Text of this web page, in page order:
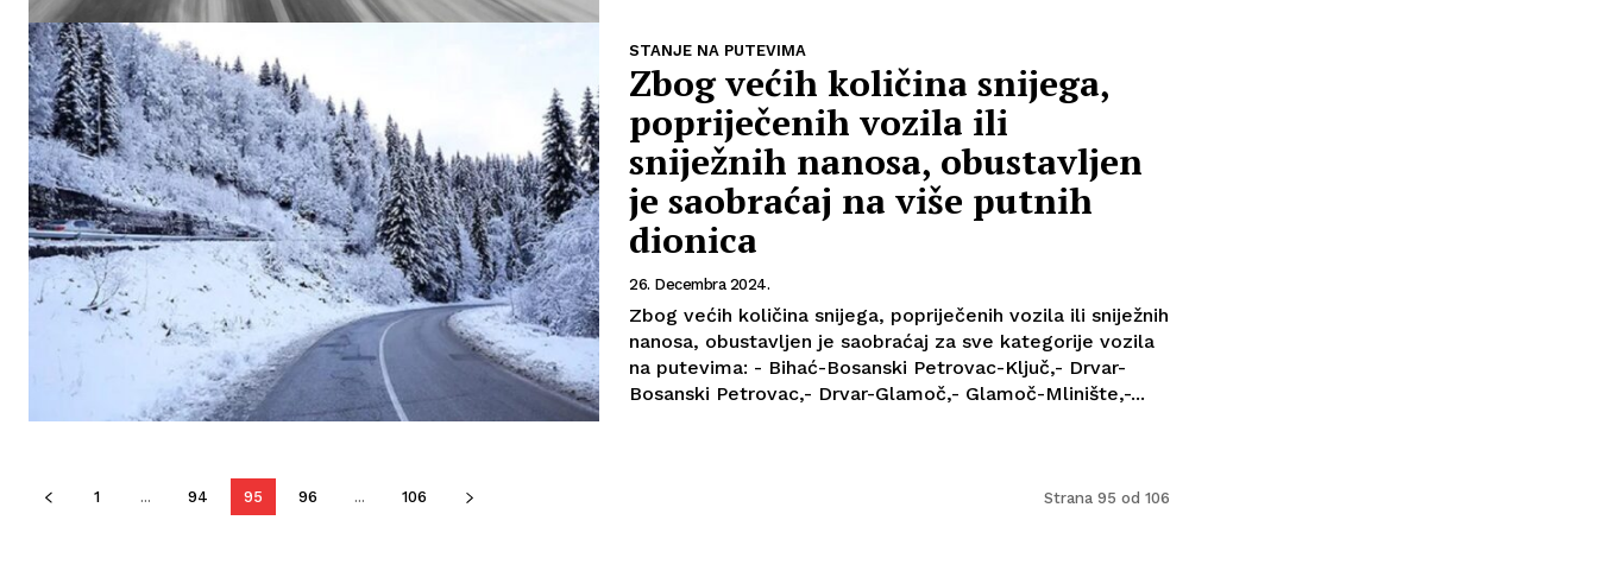
STANJE NA PUTEVIMA
Zbog većih količina snijega,
popriječenih vozila ili
sniježnih nanosa, obustavljen
je saobraćaj na više putnih
dionica
26. Decembra 2024.
Zbog većih količina snijega, popriječenih vozila ili sniježnih
nanosa, obustavljen je saobraćaj za sve kategorije vozila
na putevima: - Bihać-Bosanski Petrovac-Ključ,- Drvar-
Bosanski Petrovac,- Drvar-Glamoč,- Glamoč-Mlinište,-...
1 ... 94 95 96 ... 106 Strana 95 od 106